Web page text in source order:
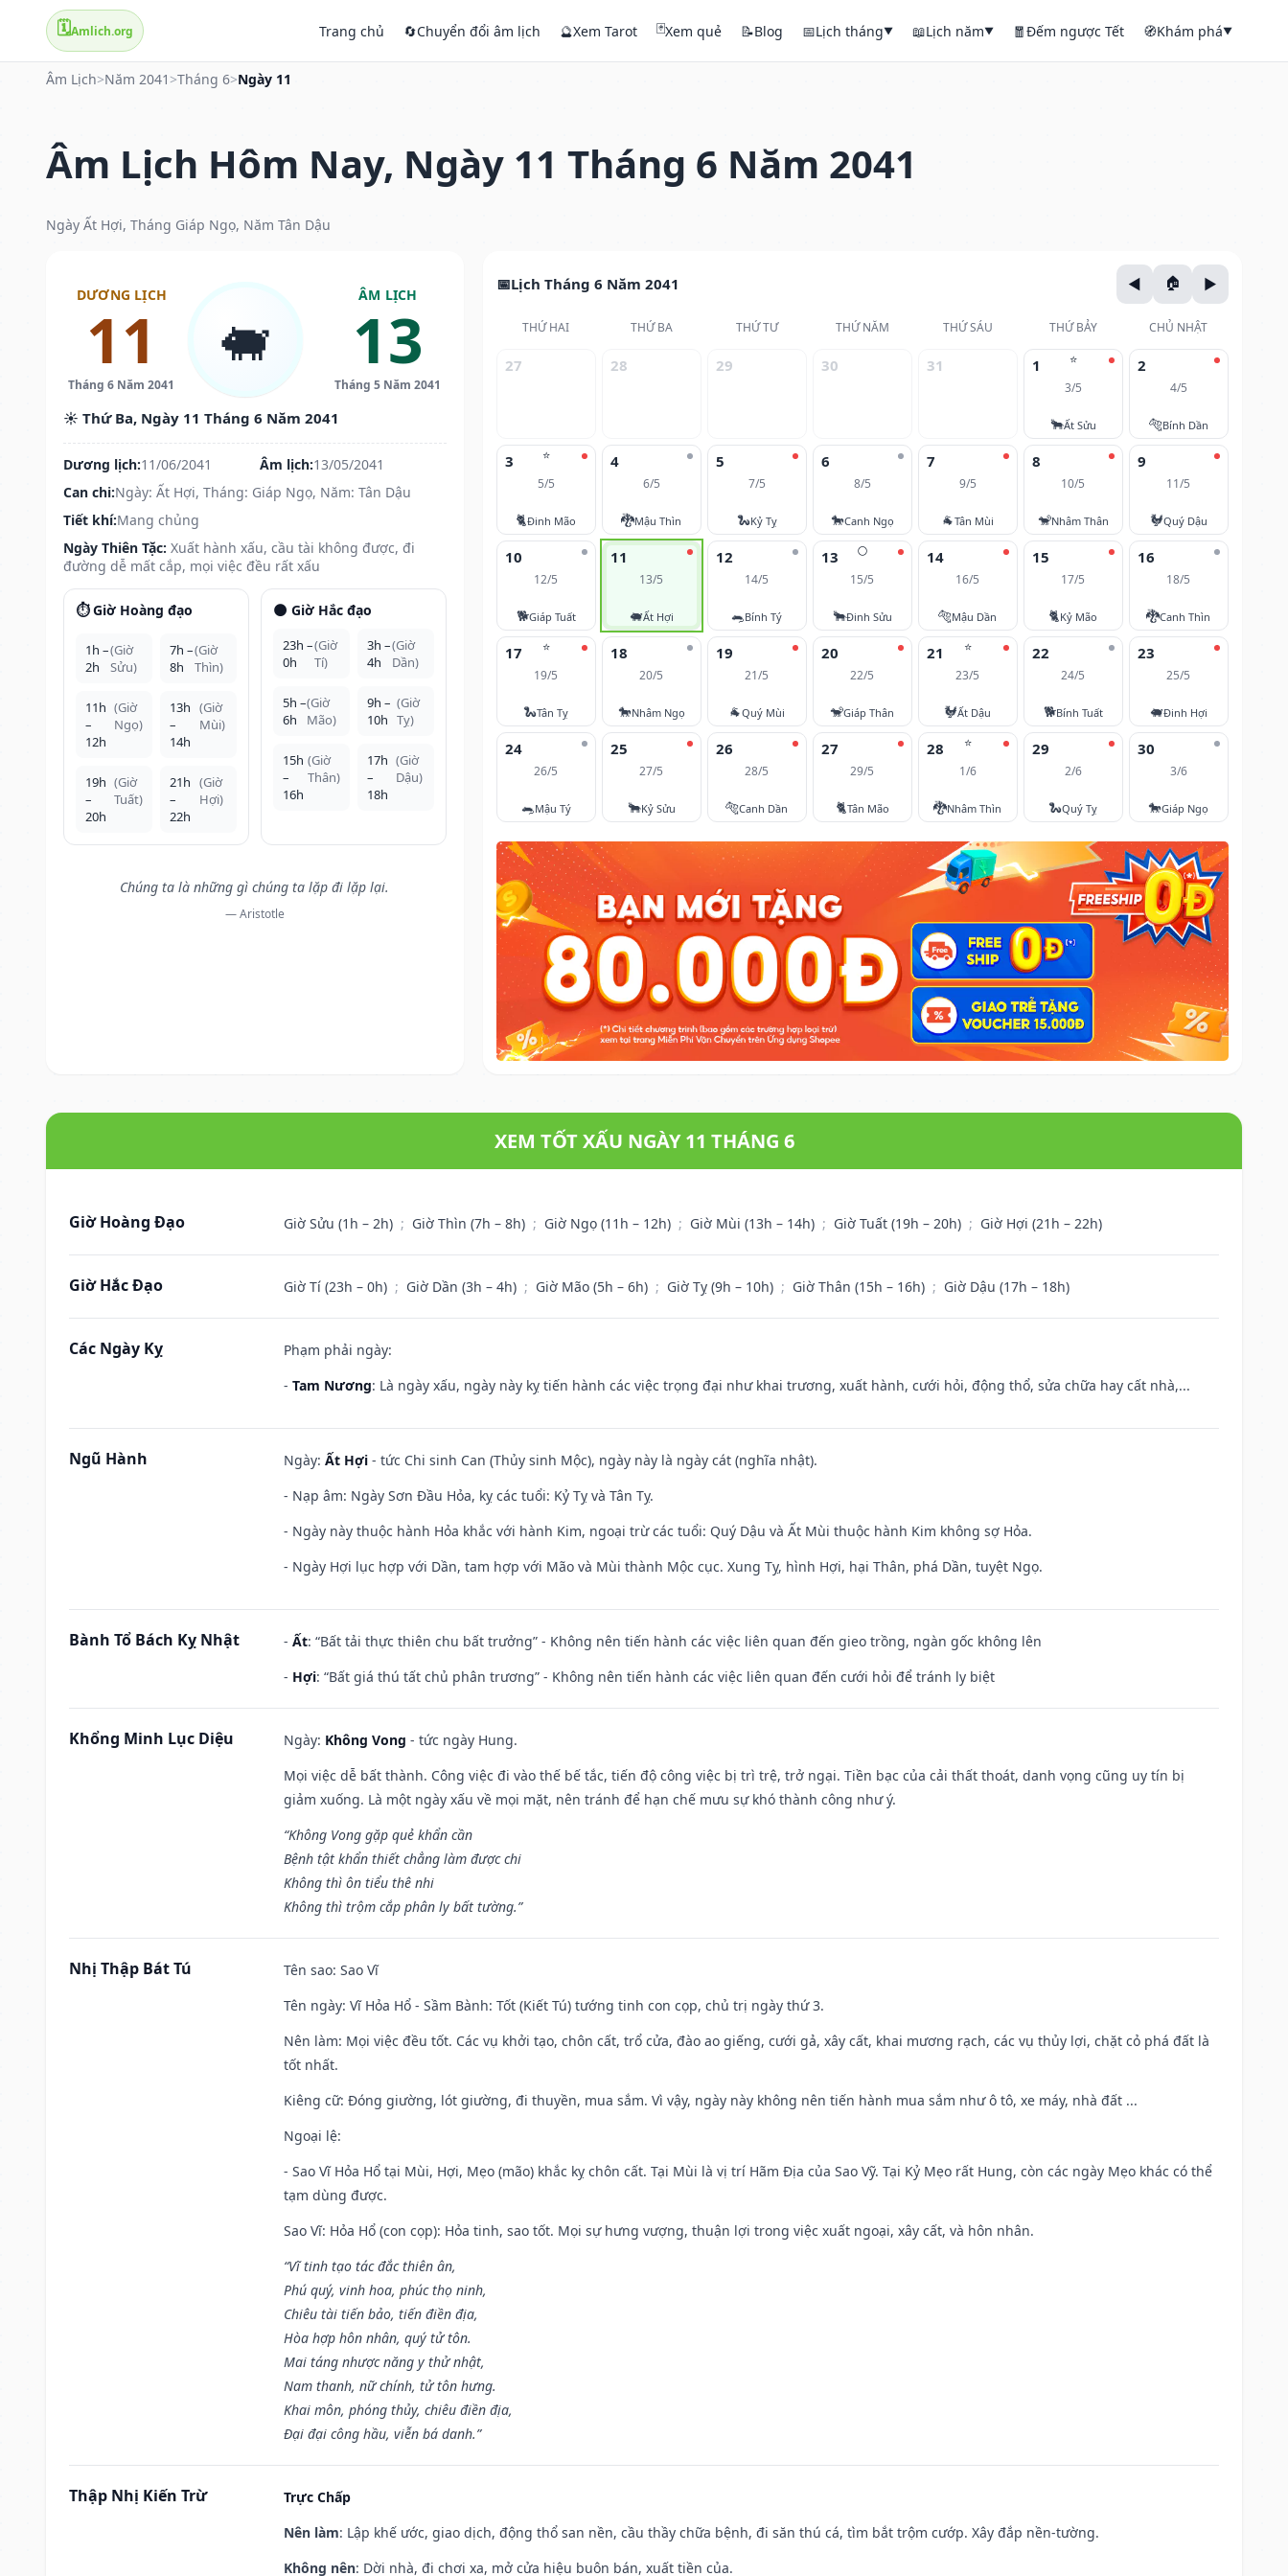
🗓️Amlich.org Trang chủ 🔄Chuyển đổi âm lịch 🔮Xem Tarot 🃏Xem quẻ 📝Blog 📅Lịch tháng▼ 📖Lịch năm▼ 🧧Đếm ngược Tết 🧭Khám phá▼
Âm Lịch>Năm 2041 >Tháng 6>Ngày 11
Âm Lịch Hôm Nay, Ngày 11 Tháng 6 Năm 2041
Ngày Ất Hợi, Tháng Giáp Ngọ, Năm Tân Dậu
DƯƠNG LỊCH
11
Tháng 6 Năm 2041
🐖
ÂM LỊCH
13
Tháng 5 Năm 2041
☀️ Thứ Ba, Ngày 11 Tháng 6 Năm 2041
Dương lịch:11/06/2041 Âm lịch:13/05/2041
Can chi:Ngày: Ất Hợi, Tháng: Giáp Ngọ, Năm: Tân Dậu
Tiết khí:Mang chủng
Ngày Thiên Tặc: Xuất hành xấu, cầu tài không được, đi
đường dễ mất cắp, mọi việc đều rất xấu
⏱️ Giờ Hoàng đạo
1h –
2h
(Giờ
Sửu)
7h –
8h
(Giờ
Thìn)
11h
–
12h
(Giờ
Ngọ)
13h
–
14h
(Giờ
Mùi)
19h
–
20h
(Giờ
Tuất)
21h
–
22h
(Giờ
Hợi)
🌑 Giờ Hắc đạo
23h –
0h
(Giờ
Tí)
3h –
4h
(Giờ
Dần)
5h –
6h
(Giờ
Mão)
9h –
10h
(Giờ
Tỵ)
15h
–
16h
(Giờ
Thân)
17h
–
18h
(Giờ
Dậu)
Chúng ta là những gì chúng ta lặp đi lặp lại.
— Aristotle
Lịch Tháng 6 Năm 2041
THỨ HAI THỨ BA THỨ TƯ THỨ NĂM THỨ SÁU THỨ BẢY CHỦ NHẬT
27 28 29 30 31 ⭐
1
3/5
🐂Ất Sửu
2
4/5
🐅Bính Dần
⭐
3
5/5
🐈Đinh Mão
4
6/5
🐉Mậu Thìn
5
7/5
🐍Kỷ Tỵ
6
8/5
🐎Canh Ngọ
7
9/5
🐐Tân Mùi
8
10/5
🐒Nhâm Thân
9
11/5
🐓Quý Dậu
10
12/5
🐕Giáp Tuất
11
13/5
🐖Ất Hợi
12
14/5
🐀Bính Tý
🌕
13
15/5
🐂Đinh Sửu
14
16/5
🐅Mậu Dần
15
17/5
🐈Kỷ Mão
16
18/5
🐉Canh Thìn
⭐
17
19/5
🐍Tân Tỵ
18
20/5
🐎Nhâm Ngọ
19
21/5
🐐Quý Mùi
20
22/5
🐒Giáp Thân
⭐
21
23/5
🐓Ất Dậu
22
24/5
🐕Bính Tuất
23
25/5
🐖Đinh Hợi
24
26/5
🐀Mậu Tý
25
27/5
🐂Kỷ Sửu
26
28/5
🐅Canh Dần
27
29/5
🐈Tân Mão
⭐
28
1/6
🐉Nhâm Thìn
29
2/6
🐍Quý Tỵ
30
3/6
🐎Giáp Ngọ
XEM TỐT XẤU NGÀY 11 THÁNG 6
Giờ Hoàng Đạo Giờ Sửu (1h – 2h) ; Giờ Thìn (7h – 8h) ; Giờ Ngọ (11h – 12h) ; Giờ Mùi (13h – 14h) ; Giờ Tuất (19h – 20h) ; Giờ Hợi (21h – 22h)
Giờ Hắc Đạo Giờ Tí (23h – 0h) ; Giờ Dần (3h – 4h) ; Giờ Mão (5h – 6h) ; Giờ Tỵ (9h – 10h) ; Giờ Thân (15h – 16h) ; Giờ Dậu (17h – 18h)
Các Ngày Kỵ
Phạm phải ngày:
- Tam Nương: Là ngày xấu, ngày này kỵ tiến hành các việc trọng đại như khai trương, xuất hành, cưới hỏi, động thổ, sửa chữa hay cất nhà,...
Ngũ Hành Ngày: Ất Hợi - tức Chi sinh Can (Thủy sinh Mộc), ngày này là ngày cát (nghĩa nhật).
- Nạp âm: Ngày Sơn Đầu Hỏa, kỵ các tuổi: Kỷ Tỵ và Tân Tỵ.
- Ngày này thuộc hành Hỏa khắc với hành Kim, ngoại trừ các tuổi: Quý Dậu và Ất Mùi thuộc hành Kim không sợ Hỏa.
- Ngày Hợi lục hợp với Dần, tam hợp với Mão và Mùi thành Mộc cục. Xung Tỵ, hình Hợi, hại Thân, phá Dần, tuyệt Ngọ.
Bành Tổ Bách Kỵ Nhật - Ất: “Bất tải thực thiên chu bất trưởng” - Không nên tiến hành các việc liên quan đến gieo trồng, ngàn gốc không lên
- Hợi: “Bất giá thú tất chủ phân trương” - Không nên tiến hành các việc liên quan đến cưới hỏi để tránh ly biệt
Khổng Minh Lục Diệu Ngày: Không Vong - tức ngày Hung.
Mọi việc dễ bất thành. Công việc đi vào thế bế tắc, tiến độ công việc bị trì trệ, trở ngại. Tiền bạc của cải thất thoát, danh vọng cũng uy tín bị
giảm xuống. Là một ngày xấu về mọi mặt, nên tránh để hạn chế mưu sự khó thành công như ý.
“Không Vong gặp quẻ khẩn cần
Bệnh tật khẩn thiết chẳng làm được chi
Không thì ôn tiểu thê nhi
Không thì trộm cắp phân ly bất tường.”
Nhị Thập Bát Tú Tên sao: Sao Vĩ
Tên ngày: Vĩ Hỏa Hổ - Sầm Bành: Tốt (Kiết Tú) tướng tinh con cọp, chủ trị ngày thứ 3.
Nên làm: Mọi việc đều tốt. Các vụ khởi tạo, chôn cất, trổ cửa, đào ao giếng, cưới gả, xây cất, khai mương rạch, các vụ thủy lợi, chặt cỏ phá đất là
tốt nhất.
Kiêng cữ: Đóng giường, lót giường, đi thuyền, mua sắm. Vì vậy, ngày này không nên tiến hành mua sắm như ô tô, xe máy, nhà đất ...
Ngoại lệ:
- Sao Vĩ Hỏa Hổ tại Mùi, Hợi, Mẹo (mão) khắc kỵ chôn cất. Tại Mùi là vị trí Hãm Địa của Sao Vỹ. Tại Kỷ Mẹo rất Hung, còn các ngày Mẹo khác có thể
tạm dùng được.
Sao Vĩ: Hỏa Hổ (con cọp): Hỏa tinh, sao tốt. Mọi sự hưng vượng, thuận lợi trong việc xuất ngoại, xây cất, và hôn nhân.
“Vĩ tinh tạo tác đắc thiên ân,
Phú quý, vinh hoa, phúc thọ ninh,
Chiêu tài tiến bảo, tiến điền địa,
Hòa hợp hôn nhân, quý tử tôn.
Mai táng nhược năng y thử nhật,
Nam thanh, nữ chính, tử tôn hưng.
Khai môn, phóng thủy, chiêu điền địa,
Đại đại công hầu, viễn bá danh.”
Thập Nhị Kiến Trừ
Trực Chấp
Nên làm: Lập khế ước, giao dịch, động thổ san nền, cầu thầy chữa bệnh, đi săn thú cá, tìm bắt trộm cướp. Xây đắp nền-tường.
Không nên: Dời nhà, đi chơi xa, mở cửa hiệu buôn bán, xuất tiền của.